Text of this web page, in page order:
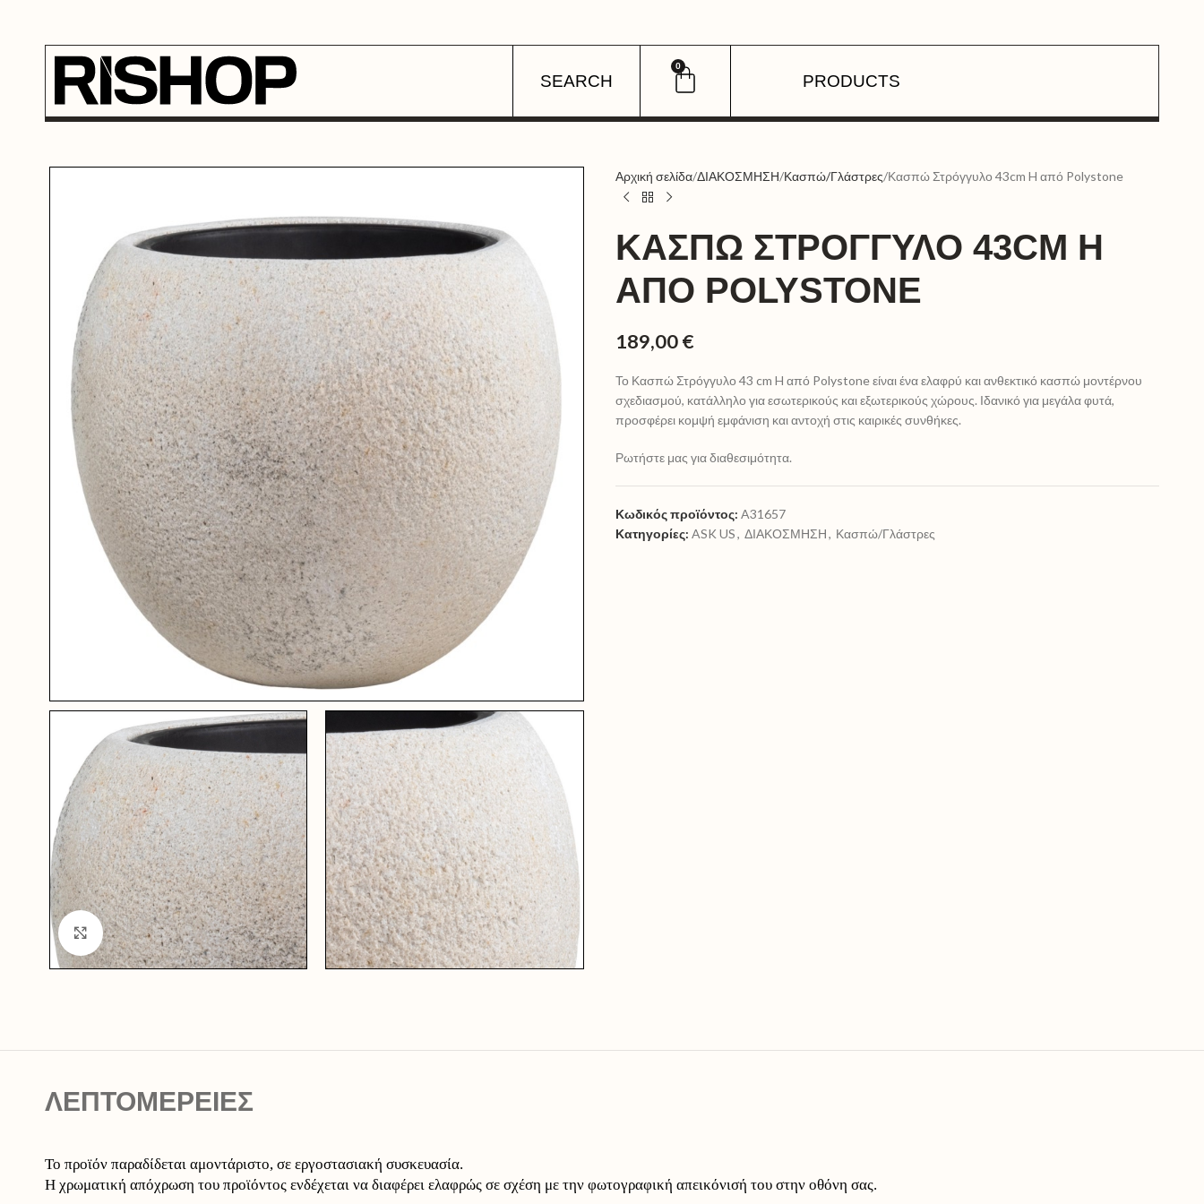
SEARCH
0
PRODUCTS
Click to enlarge
Αρχική σελίδα ΔΙΑΚΟΣΜΗΣΗ Κασπώ/Γλάστρες Κασπώ Στρόγγυλο 43cm H από Polystone
ΚΑΣΠΏ ΣΤΡΌΓΓΥΛΟ 43CM H
ΑΠΌ POLYSTONE
189,00€
Το Κασπώ Στρόγγυλο 43 cm H από Polystone είναι ένα ελαφρύ και ανθεκτικό κασπώ μοντέρνου
σχεδιασμού, κατάλληλο για εσωτερικούς και εξωτερικούς χώρους. Ιδανικό για μεγάλα φυτά,
προσφέρει κομψή εμφάνιση και αντοχή στις καιρικές συνθήκες.
Ρωτήστε μας για διαθεσιμότητα.
Κωδικός προϊόντος: A31657
Κατηγορίες: ASK US, ΔΙΑΚΟΣΜΗΣΗ, Κασπώ/Γλάστρες
ΛΕΠΤΟΜΕΡΕΙΕΣ
Το προϊόν παραδίδεται αμοντάριστο, σε εργοστασιακή συσκευασία.
Η χρωματική απόχρωση του προϊόντος ενδέχεται να διαφέρει ελαφρώς σε σχέση με την φωτογραφική απεικόνισή του στην οθόνη σας.